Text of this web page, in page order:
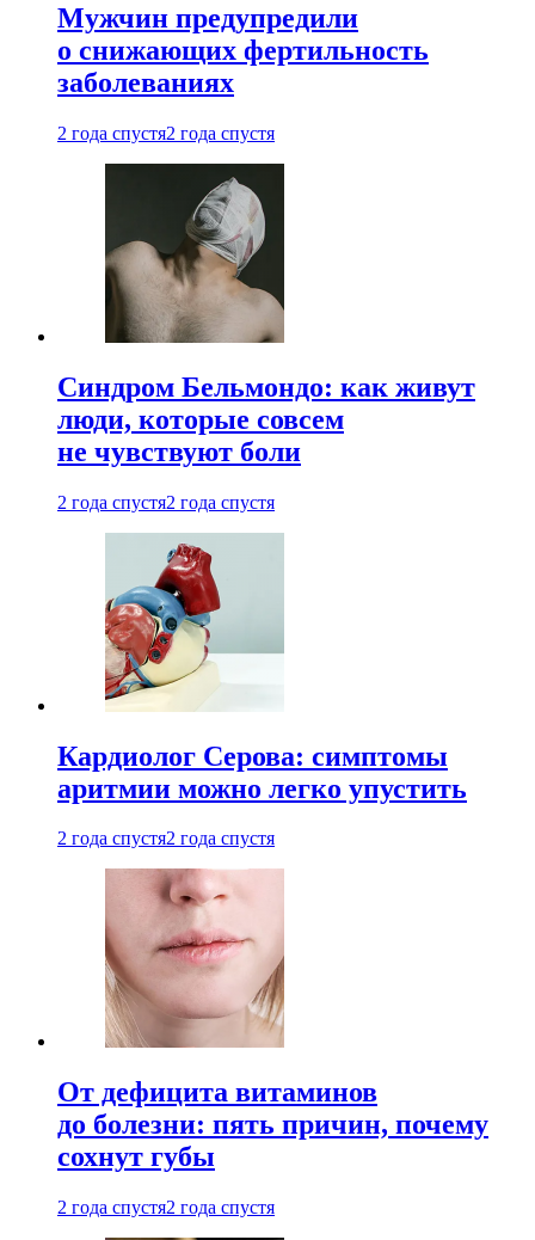
Мужчин предупредили
о снижающих фертильность
заболеваниях
2 года спустя2 года спустя
Синдром Бельмондо: как живут
люди, которые совсем
не чувствуют боли
2 года спустя2 года спустя
Кардиолог Серова: симптомы
аритмии можно легко упустить
2 года спустя2 года спустя
От дефицита витаминов
до болезни: пять причин, почему
сохнут губы
2 года спустя2 года спустя